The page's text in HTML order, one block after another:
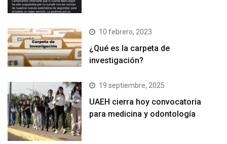
10 febrero, 2023
¿Qué es la carpeta de
investigación?
19 septiembre, 2025
UAEH cierra hoy convocatoria
para medicina y odontología